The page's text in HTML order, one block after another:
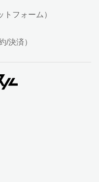
フォーム）
/決済）